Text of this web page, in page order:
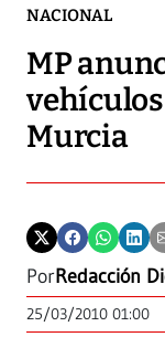
NACIONAL
MP
Murcia
PorRedacción
25/03/2010 01:00